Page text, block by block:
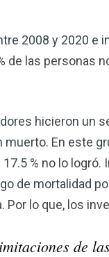
2008 y 2020 e
de las personas
hicieron un
muerto. En este
% no lo
de mortalidad
Por lo que, los
de